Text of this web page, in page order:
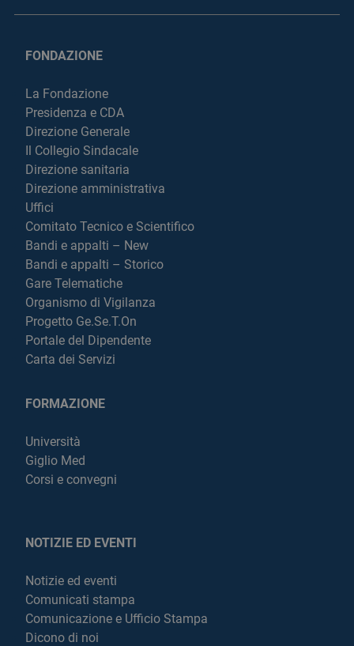
FONDAZIONE
La Fondazione
Presidenza e CDA
Direzione Generale
Il Collegio Sindacale
Direzione sanitaria
Direzione amministrativa
Uffici
Comitato Tecnico e Scientifico
Bandi e appalti – New
Bandi e appalti – Storico
Gare Telematiche
Organismo di Vigilanza
Progetto Ge.Se.T.On
Portale del Dipendente
Carta dei Servizi
FORMAZIONE
Università
Giglio Med
Corsi e convegni
NOTIZIE ED EVENTI
Notizie ed eventi
Comunicati stampa
Comunicazione e Ufficio Stampa
Dicono di noi